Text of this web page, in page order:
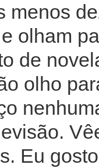
menos
olham
de
olho
Eu